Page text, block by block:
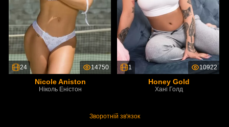
24 14750
Nicole Aniston
Ніколь Еністон
1 10922
Honey Gold
Хані Голд
Зворотній зв'язок